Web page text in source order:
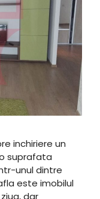
inchiriere un
suprafata
unul dintre
este imobilul
dar